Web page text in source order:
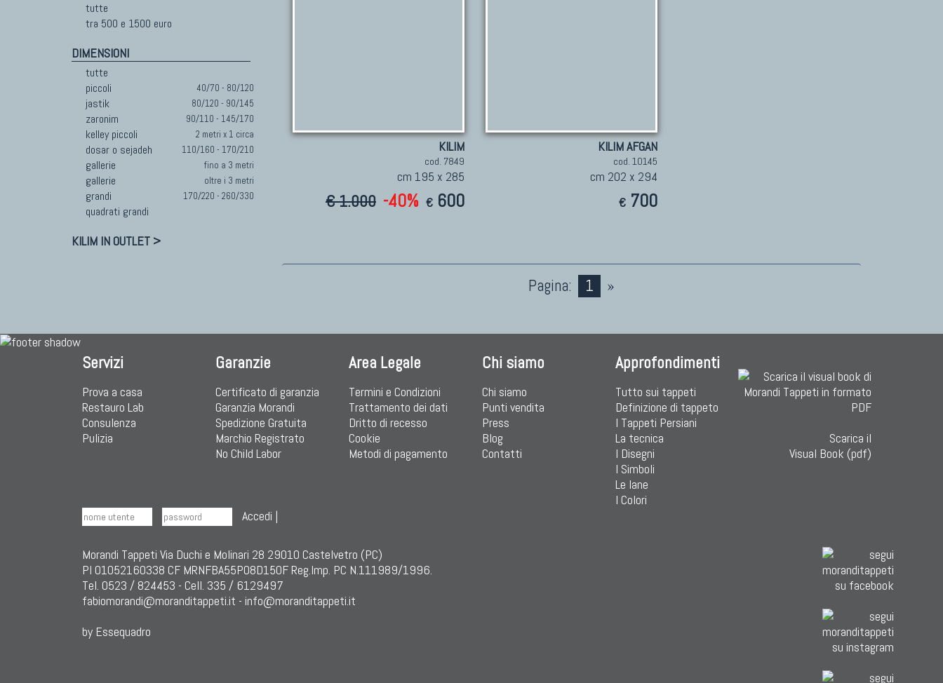
tutte
tra 500 e 1500 euro
DIMENSIONI
tutte
piccoli
40/70 - 80/120
jastik 80/120 - 90/145
zaronim 90/110 - 145/170
kelley piccoli 2 metri x 1 circa
dosar o sejadeh 110/160 - 170/210
gallerie fino a 3 metri
gallerie oltre i 3 metri
grandi 170/220 - 260/330
quadrati grandi
KILIM IN OUTLET >
KILIM
cod. 7849
cm 195 x 285
€ 1.000 -40% € 600
KILIM AFGAN
cod. 10145
cm 202 x 294
€700
Pagina: 1 »
Servizi
Prova a casa
Restauro Lab
Consulenza
Pulizia
Garanzie
Certificato di garanzia
Garanzia Morandi
Spedizione Gratuita
Marchio Registrato
No Child Labor
Area Legale
Termini e Condizioni
Trattamento dei dati
Dritto di recesso
Cookie
Metodi di pagamento
Chi siamo
Chi siamo
Punti vendita
Press
Blog
Contatti
Approfondimenti
Tutto sui tappeti
Definizione di tappeto
I Tappeti Persiani
La tecnica
I Disegni
I Simboli
Le lane
I Colori
Scarica il
Visual Book (pdf)
Accedi |
Morandi Tappeti Via Duchi e Molinari 28 29010 Castelvetro (PC)
PI 01052160338 CF MRNFBA55P08D150F Reg.Imp. PC N.111989/1996.
Tel. 0523 / 824453 - Cell. 335 / 6129497
fabiomorandi@moranditappeti.it - info@moranditappeti.it
by Essequadro